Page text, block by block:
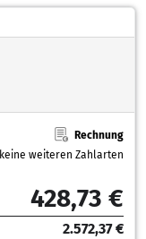
Rechnung
keine weiteren Zahlarten
428,73 €
2.572,37 €